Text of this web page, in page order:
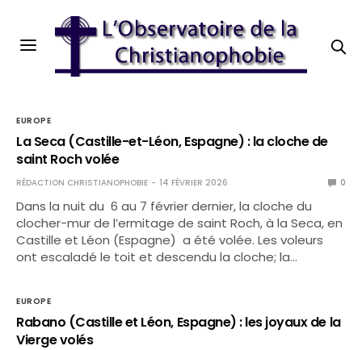
EUROPE
La Seca (Castille-et-Léon, Espagne) : la cloche de
saint Roch volée
RÉDACTION CHRISTIANOPHOBIE 14 FÉVRIER 2026 0
Dans la nuit du 6 au 7 février dernier, la cloche du
clocher-mur de l’ermitage de saint Roch, à la Seca, en
Castille et Léon (Espagne) a été volée. Les voleurs
ont escaladé le toit et descendu la cloche; la…
EUROPE
Rabano (Castille et Léon, Espagne) : les joyaux de la
Vierge volés